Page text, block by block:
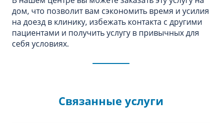
дом, что позволит вам сэкономить время и усилия
на доезд в клинику, избежать контакта с другими
пациентами и получить услугу в привычных для
себя условиях.
Связанные услуги